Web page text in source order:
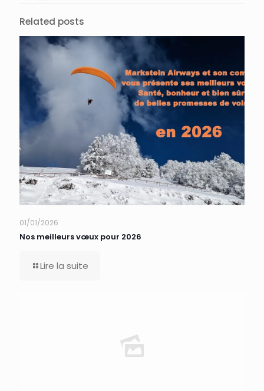
Related posts
01/01/2026
Nos meilleurs vœux pour 2026
Lire la suite